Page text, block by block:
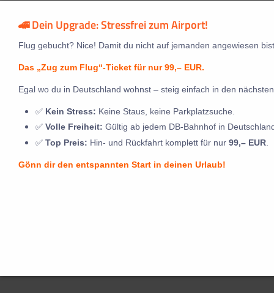
🚄 Dein Upgrade: Stressfrei zum Airport!
Flug gebucht? Nice! Damit du nicht auf jemanden angewiesen
Das „Zug zum Flug“-Ticket für nur 99,– EUR.
Egal wo du in Deutschland wohnst – steig einfach in den
✅ Kein Stress: Keine Staus, keine Parkplatzsuche.
✅ Volle Freiheit: Gültig ab jedem DB-Bahnhof in
✅ Top Preis: Hin- und Rückfahrt komplett für nur 99,– EUR
Gönn dir den entspannten Start in deinen Urlaub!